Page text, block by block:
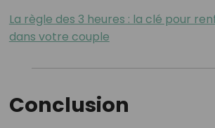
La règle des 3 heures : la clé pour
dans votre couple
Conclusion